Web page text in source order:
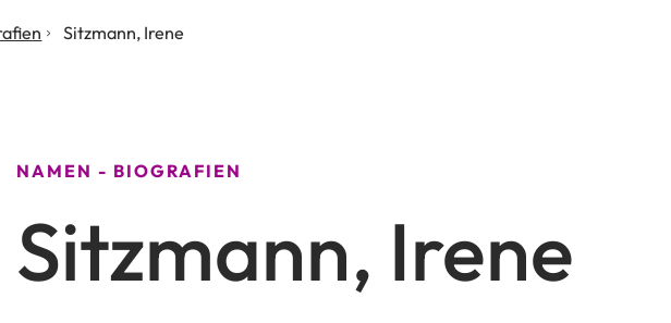
Sitzmann, Irene
NAMEN - BIOGRAFIEN
Sitzmann, Irene